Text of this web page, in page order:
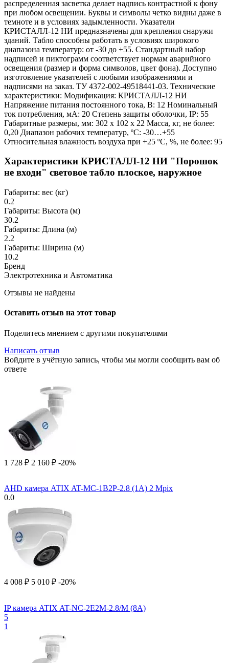
распределенная засветка делает надпись контрастной к фону
при любом освещении. Буквы и символы четко видны даже в
темноте и в условиях задымленности. Указатели
КРИСТАЛЛ-12 НИ предназначены для крепления снаружи
зданий. Табло способны работать в условиях широкого
диапазона температур: от -30 до +55. Стандартный набор
надписей и пиктограмм соответствует нормам аварийного
освещения (размер и форма символов, цвет фона). Доступно
изготовление указателей с любыми изображениями и
надписями на заказ. ТУ 4372-002-49518441-03. Технические
характеристики: Модификация: КРИСТАЛЛ-12 НИ
Напряжение питания постоянного тока, В: 12 Номинальный
ток потребления, мА: 20 Степень защиты оболочки, IP: 55
Габаритные размеры, мм: 302 х 102 х 22 Масса, кг, не более:
0,20 Диапазон рабочих температур, ºС: -30…+55
Относительная влажность воздуха при +25 ºС, %, не более: 95
Характеристики КРИСТАЛЛ-12 НИ "Порошок
не входи" световое табло плоское, наружное
Габариты: вес (кг)
0.2
Габариты: Высота (м)
30.2
Габариты: Длина (м)
2.2
Габариты: Ширина (м)
10.2
Бренд
Электротехника и Автоматика
Отзывы не найдены
Оставить отзыв на этот товар
Поделитесь мнением с другими покупателями
Написать отзыв
Войдите в учётную запись, чтобы мы могли сообщить вам об
ответе
1 728 ₽ 2 160 ₽ -20%
AHD камера ATIX AT-MC-1B2P-2.8 (1A) 2 Mpix
0.0
4 008 ₽ 5 010 ₽ -20%
IP камера ATIX AT-NC-2E2M-2.8/M (8A)
5
1